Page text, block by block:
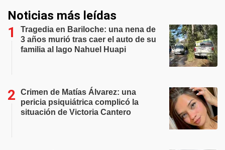
Noticias más leídas
Tragedia en Bariloche: una nena de
3 años murió tras caer el auto de su
familia al lago Nahuel Huapi
Crimen de Matías Álvarez: una
pericia psiquiátrica complicó la
situación de Victoria Cantero